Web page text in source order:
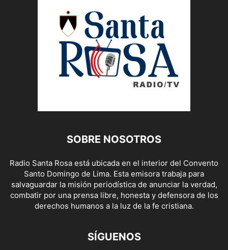
SOBRE NOSOTROS
Radio Santa Rosa está ubicada en el interior del Convento
Santo Domingo de Lima. Esta emisora trabaja para
salvaguardar la misión periodística de anunciar la verdad,
combatir por una prensa libre, honesta y defensora de los
derechos humanos a la luz de la fe cristiana.
SÍGUENOS